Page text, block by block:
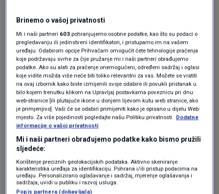
izraelskom vojskom koja je sada zločinačka
vojna skupina. Međutim, Milanović uzme druge
argumente, nacionalne da ne kažem
nacionalističke, koji se svedu na to da oni,
Izraelci igraju na obje strane, pomažu jedne,
pomažu druge. Tu bi zapravo Srbija trebala biti
više pogođena. Oni su imali puno intimnije
odnose s Izraelom u vojnom smislu i
financijskom smislu. I ako se to događa, onda bi
značilo da Izrael izdaje Srbiju, a ne Hrvatsku",
izjavio je Puhovski.
Brinemo o vašoj privatnosti
Mi i naši partneri 603 pohranjujemo osobne podatke, kao što su podaci o
pregledavanju ili jedinstveni identifikatori, i pristupamo im na vašem
uređaju. Odabirom opcije Prihvaćam omogućit ćete tehnologije praćenja
koje podržavaju svrhe za čije pružanje mi i naši partneri obrađujemo
podatke. Ako su alati za praćenje onemogućeni, određeni sadržaj i oglasi
koje vidite možda više neće biti toliko relevantni za vas. Možete se vratiti
na ovaj izbornik kako biste izmijenili svoje odabire ili povukli pristanak u
bilo kojem trenutku klikom na Upravljaj postavkama poveznicu pri dnu
web-stranice [ili plutajuće ikone u donjem lijevom kutu web stranice, ako
je primjenjivo]. Vaši će se odabiri primijeniti kako je opisano u dijelu Web-
mjesto. Za više pojedinosti pogledajte našu Politiku privatnosti. Dodatne
informacije o vašoj privatnosti
Mi i naši partneri obrađujemo podatke kako bismo pružili
sljedeće:
Korištenje preciznih geolokacijskih podataka. Aktivno skeniranje
karakteristika uređaja za identifikaciju. Pohrana i/ili pristup podacima na
uređaju. Personalizirano oglašavanje i sadržaj, mjerenje oglašavanja i
sadržaja, uvidi u publiku i razvoj usluga.
Popis partnera (dobavljača)